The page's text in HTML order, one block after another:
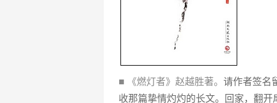
■ 《燃灯者》赵越胜著。 请作者签名
收那篇挚情灼灼的长文。回家，翻